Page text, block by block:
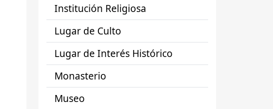
Institución Religiosa
Lugar de Culto
Lugar de Interés Histórico
Monasterio
Museo